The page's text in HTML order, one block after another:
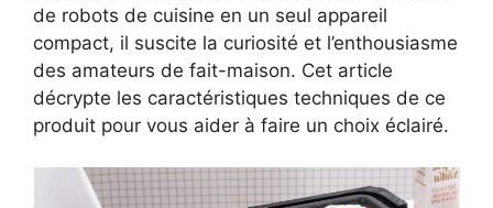
de robots de cuisine en un seul appareil
compact, il suscite la curiosité et l’enthousiasme
des amateurs de fait-maison. Cet article
décrypte les caractéristiques techniques de ce
produit pour vous aider à faire un choix éclairé.